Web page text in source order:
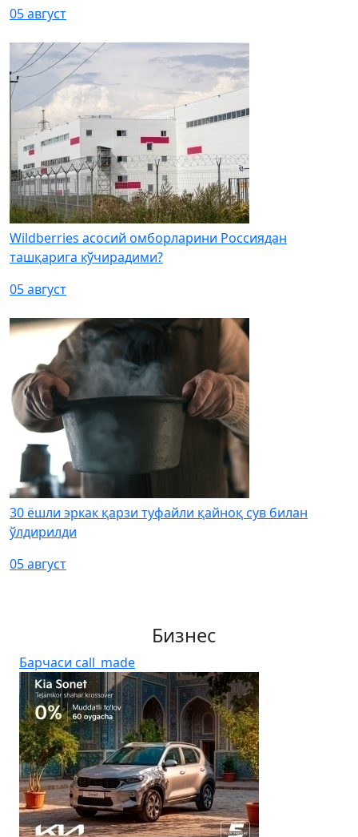
05 август
Wildberries асосий омборларини Россиядан
ташқарига кўчирадими?
05 август
30 ёшли эркак қарзи туфайли қайноқ сув билан
ўлдирилди
05 август
Бизнес
Барчаси call_made